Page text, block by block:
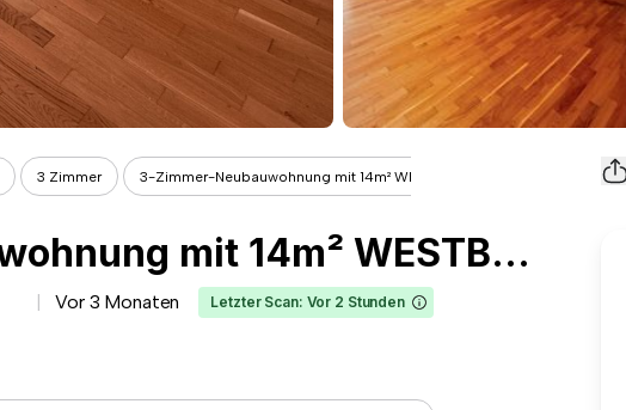
3 Zimmer 3-Zimmer-Neubauwohnung mit 14m² WESTB...
3-Zimmer-Neubauwohnung mit 14m² WESTBALKON (Abendsonne) nahe Akademiepark
Vor 3 Monaten Letzter Scan: Vor 2 Stunden